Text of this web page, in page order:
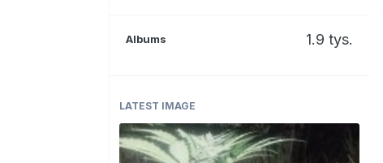
Albums 1.9 tys.
LATEST IMAGE